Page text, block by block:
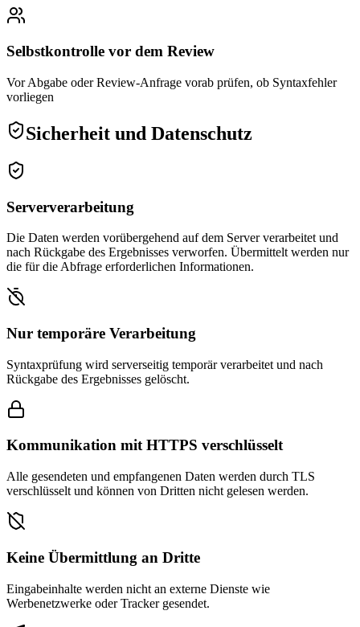
Selbstkontrolle vor dem Review
Vor Abgabe oder Review-Anfrage vorab prüfen, ob Syntaxfehler
vorliegen
Sicherheit und Datenschutz
Serververarbeitung
Die Daten werden vorübergehend auf dem Server verarbeitet und
nach Rückgabe des Ergebnisses verworfen. Übermittelt werden nur
die für die Abfrage erforderlichen Informationen.
Nur temporäre Verarbeitung
Syntaxprüfung wird serverseitig temporär verarbeitet und nach
Rückgabe des Ergebnisses gelöscht.
Kommunikation mit HTTPS verschlüsselt
Alle gesendeten und empfangenen Daten werden durch TLS
verschlüsselt und können von Dritten nicht gelesen werden.
Keine Übermittlung an Dritte
Eingabeinhalte werden nicht an externe Dienste wie
Werbenetzwerke oder Tracker gesendet.